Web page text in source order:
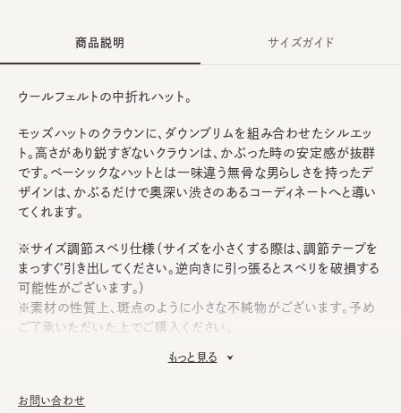
商品説明
ウールフェルトの中折れハット。
モッズハットのクラウンに、ダウンブリムを組み合わせたシルエッ
ト。高さがあり鋭すぎないクラウンは、かぶった時の安定感が抜群
です。ベーシックなハットとは一味違う無骨な男らしさを持ったデ
ザインは、かぶるだけで奥深い渋さのあるコーディネートへと導い
てくれます。
※サイズ調節スベリ仕様（サイズを小さくする際は、調節テープを
まっすぐ引き出してください。逆向きに引っ張るとスベリを破損する
可能性がございます。）
※素材の性質上、斑点のように小さな不純物がございます。予め
ご了承いただいた上でご購入ください。
もっと見る
サイズガイド
お問い合わせ